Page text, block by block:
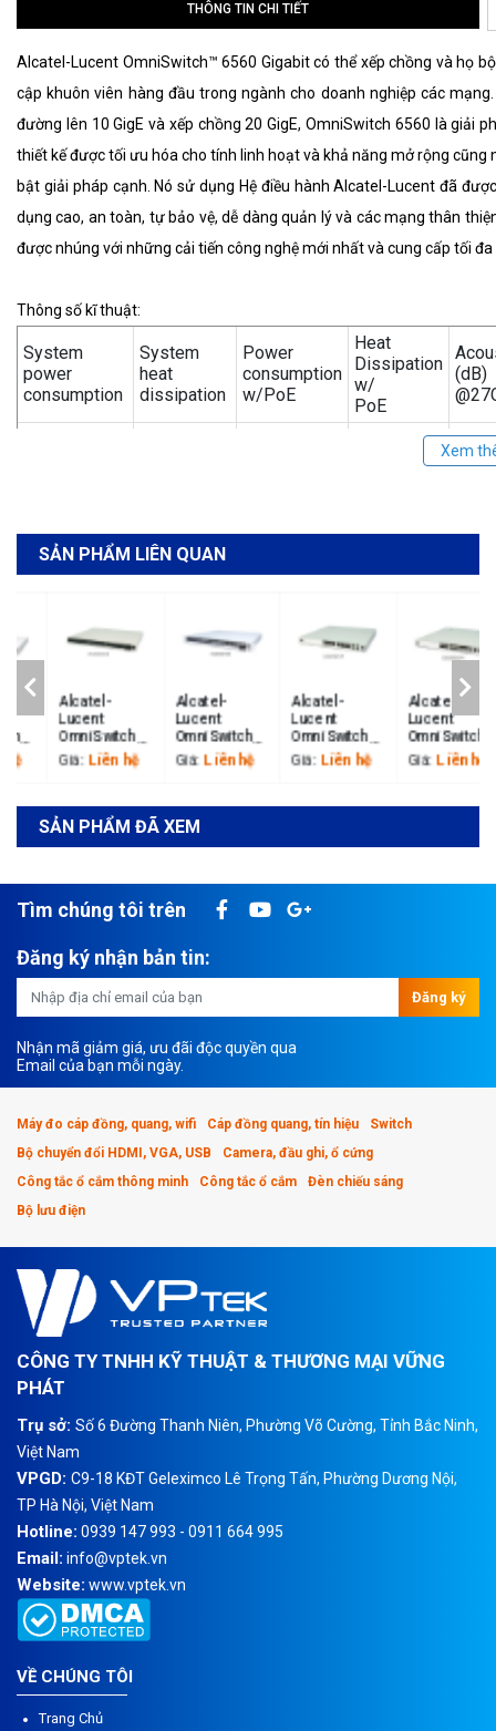
THÔNG TIN CHI TIẾT
Alcatel-Lucent OmniSwitch™ 6560 Gigabit có thể xếp chồng và họ
cập khuôn viên hàng đầu trong ngành cho doanh nghiệp các
đường lên 10 GigE và xếp chồng 20 GigE, OmniSwitch 6560 là giải
thiết kế được tối ưu hóa cho tính linh hoạt và khả năng mở rộng
bật giải pháp cạnh. Nó sử dụng Hệ điều hành Alcatel-Lucent đã
dụng cao, an toàn, tự bảo vệ, dễ dàng quản lý và các mạng thân
được nhúng với những cải tiến công nghệ mới nhất và cung cấp tối
Thông số kĩ thuật:
System
power
consumption
System
heat
dissipation
Power
consumption
w/PoE
Heat
Dissipation
w/
PoE
(dB)
45-
(dBA
SẢN PHẨM LIÊN QUAN
Alcatel-
Lucent
OmniSwitch
6900 Bộ
trung tâm dữ
liệu Alcatel
Lucent
Liên hệ
Alcatel-
Lucent
OmniSwitch
6900 Bộ
trung tâm dữ
liệu Alcatel
Lucent
Liên hệ
Alcatel-
Lucent
OmniSwitch
6900 Bộ
Lucent
Liên hệ
Alcatel-
Lucent
OmniSwitch
6900 Bộ
Lucent
Liên hệ
SẢN PHẨM ĐÃ XEM
Tìm chúng tôi trên
Đăng ký nhận bản tin:
Đăng ký
Nhận mã giảm giá, ưu đãi độc quyền qua
Email của bạn mỗi ngày.
Máy đo cáp đồng, quang, wifi Cáp đồng quang, tín hiệu
Switch
Bộ chuyển đổi HDMI, VGA, USB
Camera, đầu ghi, ổ cứng
Công tắc ổ cắm thông minh
Công tắc ổ cắm
Đèn chiếu sáng
Bộ lưu điện
CÔNG TY TNHH KỸ THUẬT & THƯƠNG MẠI VỮNG
PHÁT
Trụ sở: Số 6 Đường Thanh Niên, Phường Võ Cường, Tỉnh Bắc Ninh,
Việt Nam
VPGD: C9-18 KĐT Geleximco Lê Trọng Tấn, Phường Dương Nội,
TP Hà Nội, Việt Nam
Hotline: 0939 147 993 - 0911 664 995
Email: info@vptek.vn
Website: www.vptek.vn
VỀ CHÚNG TÔI
Trang Chủ